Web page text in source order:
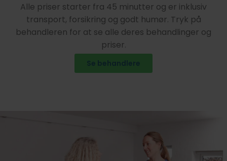
Alle priser starter fra 45 minutter og er inklusiv
transport, forsikring og godt humør. Tryk på
behandleren for at se alle deres behandlinger og
priser.
Se behandlere